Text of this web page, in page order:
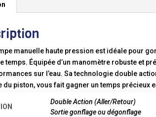
manuelle haute pression est idéale pour
temps. Équipée d’un manomètre robuste et
sur l’eau. Sa technologie double
du piston, vous fait gagner un temps précieux
Double Action (Aller/Retour)
Sortie gonflage ou dégonflage